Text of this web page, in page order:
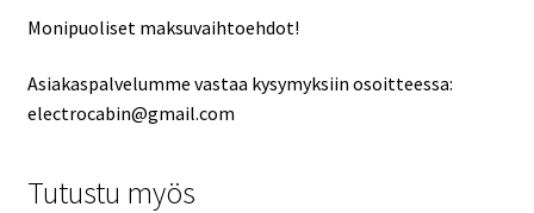
Monipuoliset maksuvaihtoehdot!
Asiakaspalvelumme vastaa kysymyksiin osoitteessa:
electrocabin@gmail.com
Tutustu myös